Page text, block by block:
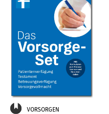
VORSORGEN